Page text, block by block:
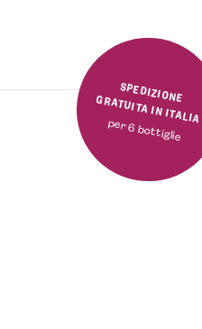
SPEDIZIONE GRATUITA IN ITALIA
per 6 bottiglie